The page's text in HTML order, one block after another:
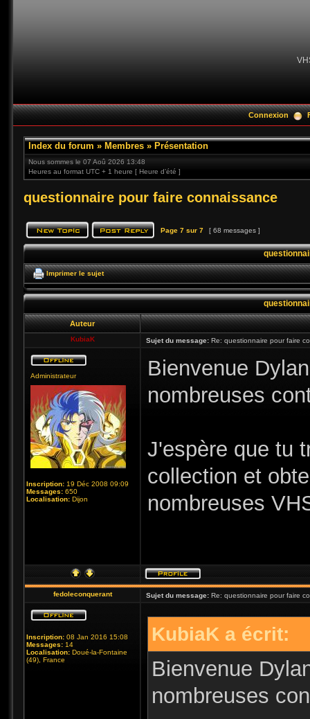
Connexion
Index du forum » Membres » Présentation
Nous sommes le 07 Aoû 2026 13:48
Heures au format UTC + 1 heure [ Heure d’été ]
questionnaire pour faire connaissance
Page 7 sur 7 [ 68 messages ]
Imprimer le sujet
Auteur
KubiaK Sujet du message: Re: questionnaire pour faire
Administrateur
Inscription: 19 Déc 2008 09:09
Messages: 650
Localisation: Dijon
Bienvenue
nombreuses
J'espère que tu
collection et
nombreuses
fedoleconquerant Sujet du message: Re: questionnaire pour faire
Inscription: 08 Jan 2016 15:08
Messages: 14
Localisation: Doué-la-Fontaine
(49), France
KubiaK a écrit:
Bienvenue
nombreuses